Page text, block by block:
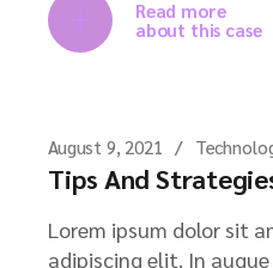
Read more
about this case
August 9, 2021
Tips And
Lorem ipsum dolor sit
adipiscing elit. In